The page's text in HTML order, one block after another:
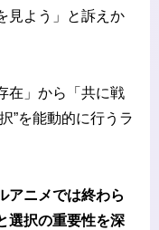
見よう」と訴えか
在」から「共に戦
”を能動的に行うラ
アニメでは終わら
選択の重要性を深